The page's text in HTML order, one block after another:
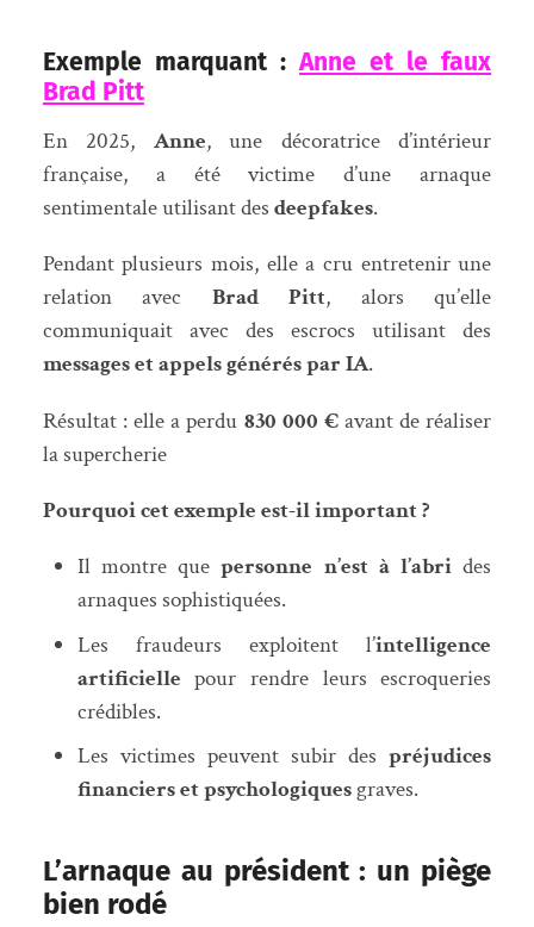
Exemple marquant :Anne et le faux
Brad Pitt
En 2025, Anne, une décoratrice d’intérieur
française, a été victime d’une arnaque
sentimentale utilisant des deepfakes.
Pendant plusieurs mois, elle a cru entretenir une
relation avec Brad Pitt, alors qu’elle
communiquait avec des escrocs utilisant des
messages et appels générés par IA.
Résultat : elle a perdu 830 000 €avant de réaliser
la supercherie
Pourquoi cet exemple est-il important ?
Il montre quepersonne n’est à l’abrides
arnaques sophistiquées.
Les fraudeurs exploitent l’intelligence
artificielle pour rendre leurs escroqueries
crédibles.
Les victimes peuvent subir despréjudices
financiers et psychologiquesgraves.
L’arnaque au président : un piège
bien rodé